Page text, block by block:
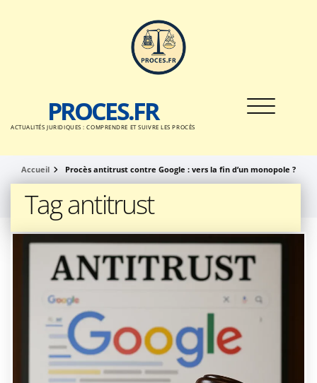
PROCES.FR
ACTUALITÉS JURIDIQUES : COMPRENDRE ET SUIVRE LES PROCÈS
Toggle
Accueil Procès antitrust contre Google : vers la fin d’un monopole ?
Tag antitrust